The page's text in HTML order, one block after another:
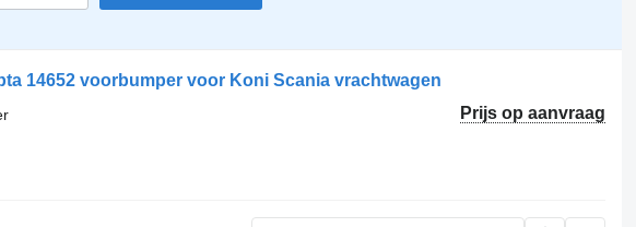
14652 voorbumper voor Koni Scania vrachtwagen
Prijs op aanvraag